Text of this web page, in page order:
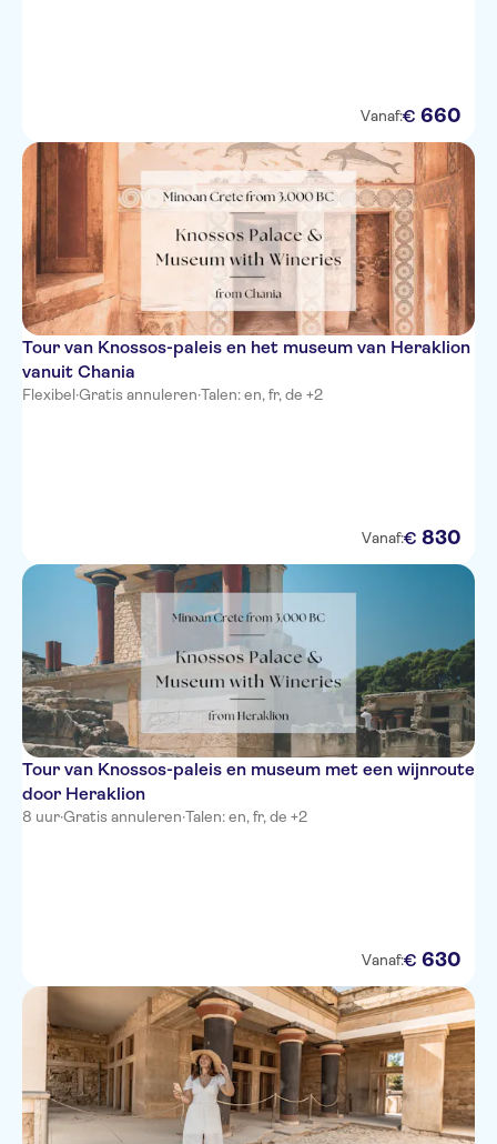
Vanaf:€ 660
Tour van Knossos-paleis en het museum van Heraklion
vanuit Chania
Flexibel·Gratis annuleren·Talen: en, fr, de +2
Vanaf:€ 830
Tour van Knossos-paleis en museum met een wijnroute
door Heraklion
8 uur·Gratis annuleren·Talen: en, fr, de +2
Vanaf:€ 630